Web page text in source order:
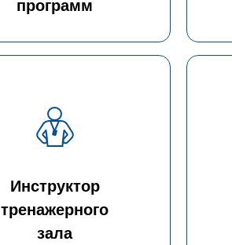
программ
Инструктор
тренажерного
зала